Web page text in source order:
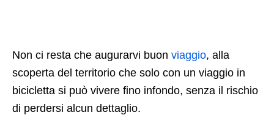
Non ci resta che augurarvi buon viaggio, alla
scoperta del territorio che solo con un viaggio in
bicicletta si può vivere fino infondo, senza il rischio
di perdersi alcun dettaglio.